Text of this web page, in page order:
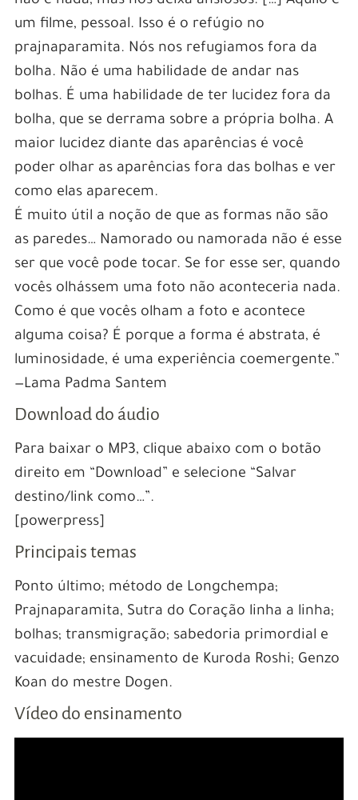
um filme, pessoal. Isso é o refúgio no
prajnaparamita. Nós nos refugiamos fora da
bolha. Não é uma habilidade de andar nas
bolhas. É uma habilidade de ter lucidez fora da
bolha, que se derrama sobre a própria bolha. A
maior lucidez diante das aparências é você
poder olhar as aparências fora das bolhas e ver
como elas aparecem.
É muito útil a noção de que as formas não são
as paredes… Namorado ou namorada não é esse
ser que você pode tocar. Se for esse ser, quando
vocês olhássem uma foto não aconteceria nada.
Como é que vocês olham a foto e acontece
alguma coisa? É porque a forma é abstrata, é
luminosidade, é uma experiência coemergente.”
—Lama Padma Santem
Download do áudio
Para baixar o MP3, clique abaixo com o botão
direito em “Download” e selecione “Salvar
destino/link como…”.
[powerpress]
Principais temas
Ponto último; método de Longchempa;
Prajnaparamita, Sutra do Coração linha a linha;
bolhas; transmigração; sabedoria primordial e
vacuidade; ensinamento de Kuroda Roshi; Genzo
Koan do mestre Dogen.
Vídeo do ensinamento